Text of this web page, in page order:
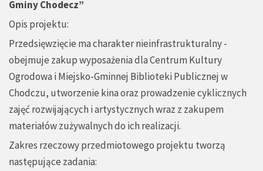
Gminy Chodecz”
Opis projektu:
Przedsięwzięcie ma charakter nieinfrastrukturalny -
obejmuje zakup wyposażenia dla Centrum Kultury
Ogrodowa i Miejsko-Gminnej Biblioteki Publicznej w
Chodczu, utworzenie kina oraz prowadzenie cyklicznych
zajęć rozwijających i artystycznych wraz z zakupem
materiałów zużywalnych do ich realizacji.
Zakres rzeczowy przedmiotowego projektu tworzą
następujące zadania: